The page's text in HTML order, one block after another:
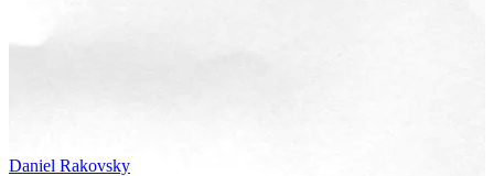
Daniel Rakovsky